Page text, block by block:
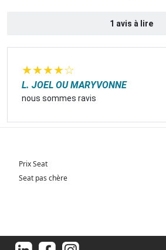
1 avis à lire
★★★★☆
L. JOEL OU MARYVONNE
nous sommes ravis
Prix Seat
Seat pas chère